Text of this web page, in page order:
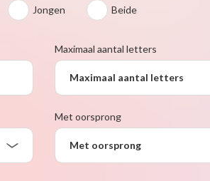
Jongen Beide
Maximaal aantal letters
Maximaal aantal letters
Met oorsprong
Met oorsprong